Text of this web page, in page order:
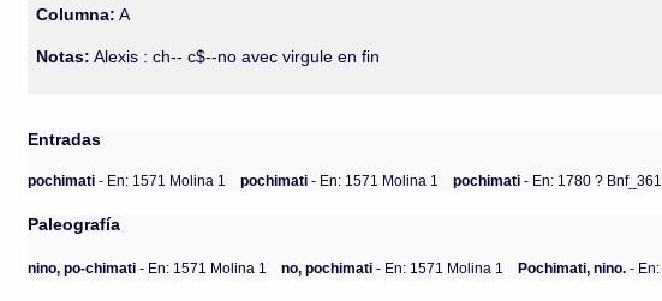
Columna: A
Notas: Alexis : ch-- c$--no avec virgule en fin
Entradas
pochimati- En: 1571 Molina 1 pochimati- En: 1571 Molina 1 pochimati- En: 1780 ? Bnf_361
Paleografía
nino, po-chimati - En: 1571 Molina 1 no, pochimati - En: 1571 Molina 1 Pochimati, nino. -